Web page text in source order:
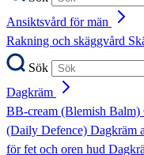
Ansiktsvård för män
Rakning och skäggvård
Sök
Dagkräm
BB-cream (Blemish Balm)
(Daily Defence) Dagkräm
för fet och oren hud